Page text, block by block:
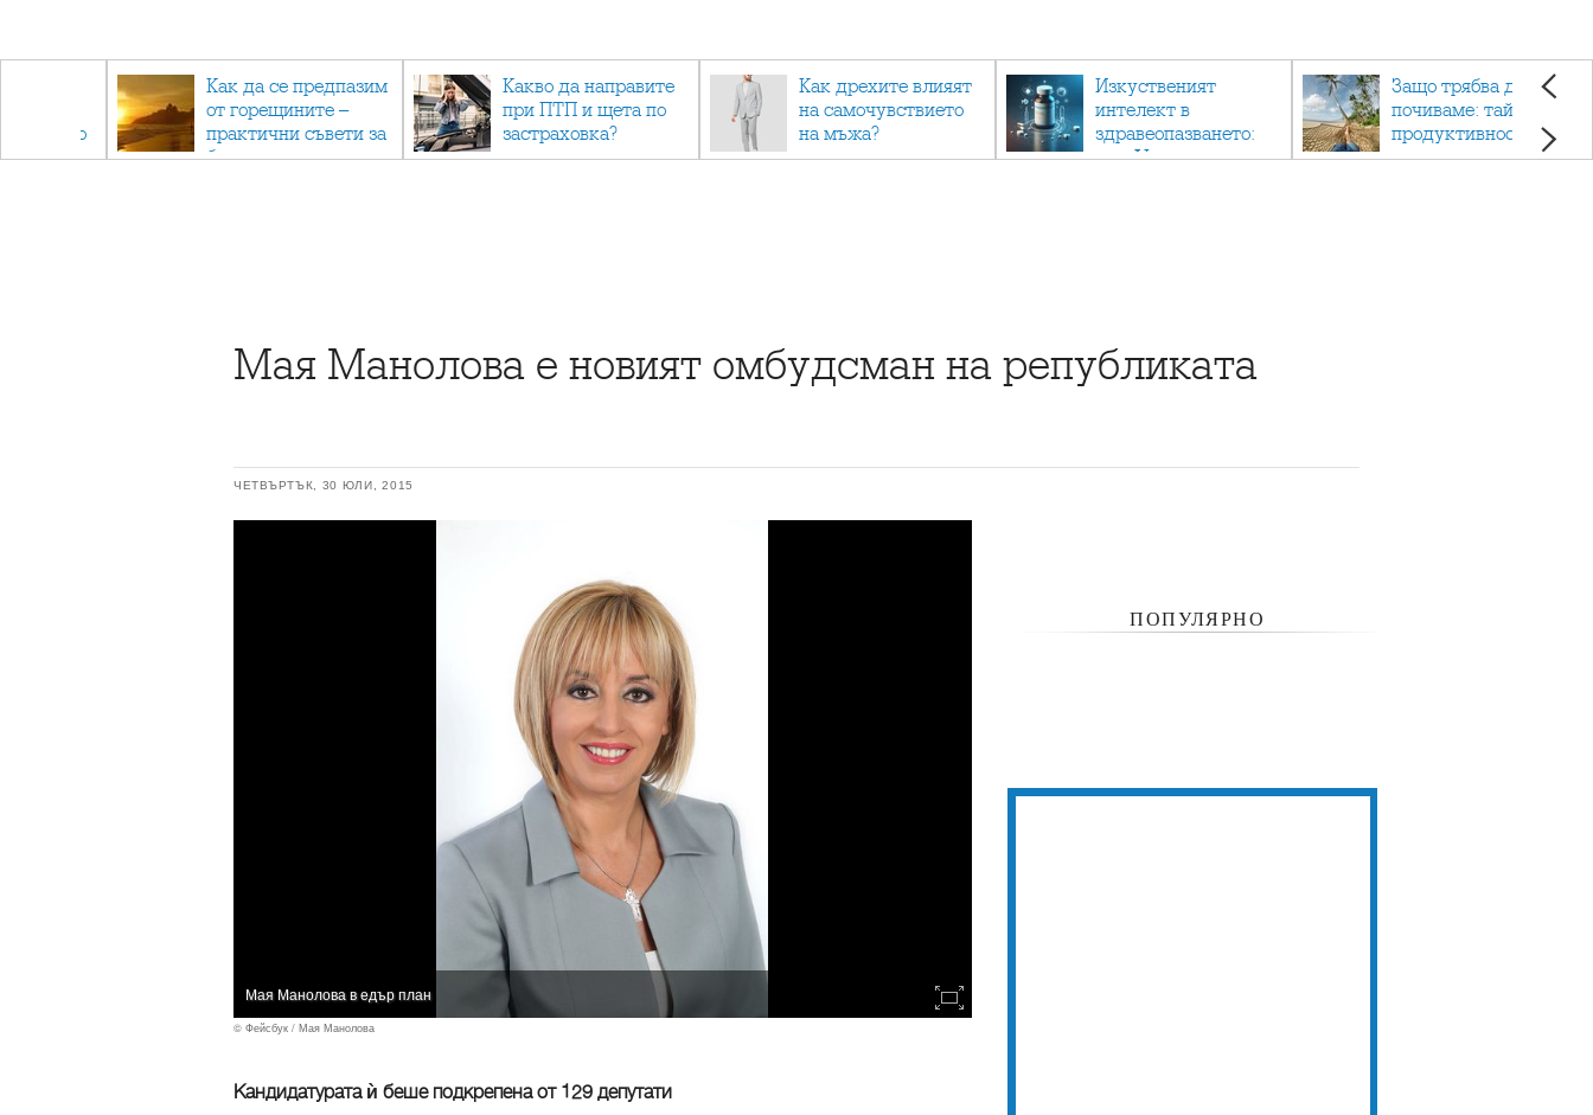
отново
Как да се предпазим
от горещините –
практични съвети за
безопасно лято
Какво да направите
при ПТП и щета по
застраховка?
Как дрехите влияят
на самочувствието
на мъжа?
Изкуственият
интелект в
здравеопазването:
как AI променя
Защо трябва да си
почиваме: тайната на
продуктивността,
здравето и добрия
Мая Манолова е новият омбудсман на републиката
ЧЕТВЪРТЪК, 30 ЮЛИ, 2015
Мая Манолова в едър план
© Фейсбук / Мая Манолова
Кандидатурата ѝ беше подкрепена от 129 депутати
ПОПУЛЯРНО